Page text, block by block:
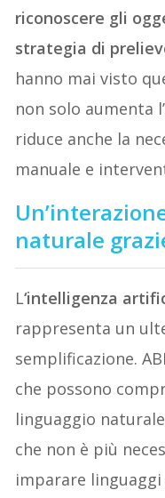
riconoscere gli
strategia di
hanno mai visto
non solo aumenta
riduce anche la
manuale e
naturale
L‘intelligenza
rappresenta un
semplificazione.
che possono
linguaggio
che non è più
imparare